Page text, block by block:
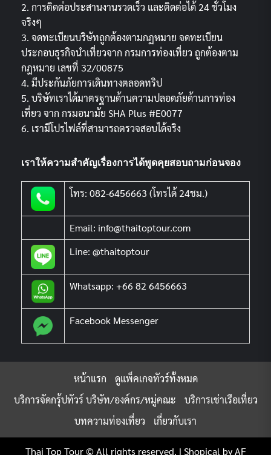
2. การติดต่อประสานงานรวดเร็ว และติดต่อได้ 24 ชั่วโมง
จริงๆ
3. จดทะเบียนบริษัทถูกต้องตามกฏหมาย จดทะเบียน
ประกอบธุรกิจนำเที่ยวจาก กรมการท่องเที่ยว ถูกต้องตาม
กฎหมาย เลขที่ 32/00875
4. มีประกันภัยการเดินทางตลอดทริป
5. บริษัทเราได้มาตรฐานด้านความปลอดภัยด้านการท่อง
เที่ยว จาก กรมอนามัย SHA Plus #E0077
6. เรามีโปรไฟล์ที่สามารถตรวจสอบได้จริง
เราให้ความสำคัญเรื่องการได้พูดคุยสอบถามก่อนจอง
โทร: 082-6456663 (โทรได้ 24ชม.)
Email: info@thaitoptour.com
Line: @thaitoptour
Whatsapp: +66 82 6456663
Facebook Messenger
หน้าแรก
ดูแพ็คเกจทัวร์ทั้งหมด
บริการจัดกรุ้ปทัวร์ บริษัท/องค์กร/หมู่คณะ
บริการเช่าเรือเที่ยว
บทความท่องเที่ยว
เกี่ยวกับเรา
Thai Top Tour © All rights reserved. | Shopical by AF